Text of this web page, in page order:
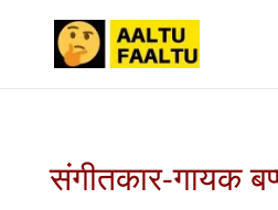
संगीतकार-गायक